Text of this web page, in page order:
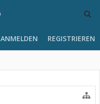
ANMELDEN REGISTRIEREN